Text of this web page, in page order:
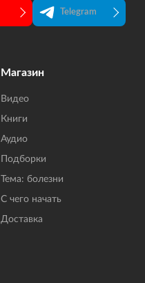
Telegram
Магазин
Видео
Книги
Аудио
Подборки
Тема: болезни
С чего начать
Доставка